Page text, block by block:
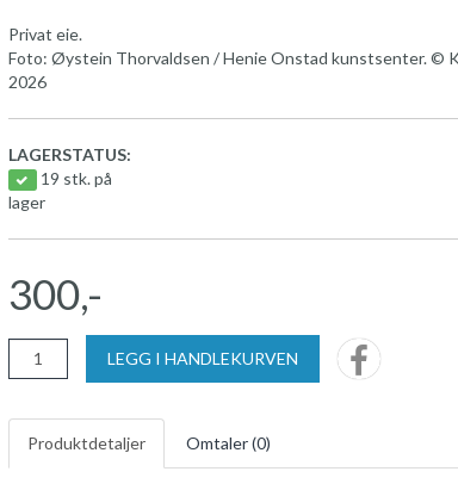
Privat eie.
Foto: Øystein Thorvaldsen / Henie Onstad kunstsenter. ©
2026
LAGERSTATUS:
19 stk. på
lager
300,-
LEGG I HANDLEKURVEN
Produktdetaljer Omtaler (0)